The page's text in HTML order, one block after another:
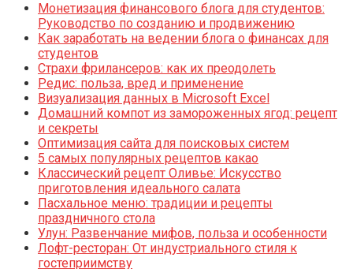
Монетизация финансового блога для студентов:
Руководство по созданию и продвижению
Как заработать на ведении блога о финансах для
студентов
Страхи фрилансеров: как их преодолеть
Редис: польза, вред и применение
Визуализация данных в Microsoft Excel
Домашний компот из замороженных ягод: рецепт
и секреты
Оптимизация сайта для поисковых систем
5 самых популярных рецептов какао
Классический рецепт Оливье: Искусство
приготовления идеального салата
Пасхальное меню: традиции и рецепты
праздничного стола
Улун: Развенчание мифов, польза и особенности
Лофт-ресторан: От индустриального стиля к
гостеприимству